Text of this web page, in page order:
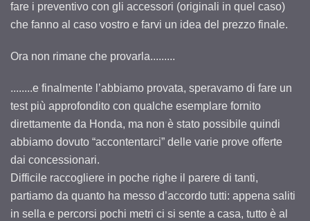
fare i preventivo con gli accessori (originali in quel caso)
che fanno al caso vostro e farvi un idea del prezzo finale.
Ora non rimane che provarla.........
........e finalmente l’abbiamo provata, speravamo di fare un
test più approfondito con qualche esemplare fornito
direttamente da Honda, ma non è stato possibile quindi
abbiamo dovuto “accontentarci” delle varie prove offerte
dai concessionari.
Difficile raccogliere in poche righe il parere di tanti,
partiamo da quanto ha messo d’accordo tutti: appena saliti
in sella e percorsi pochi metri ci si sente a casa, tutto è al